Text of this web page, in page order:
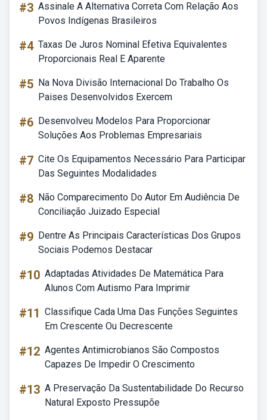
#3 Assinale A Alternativa Correta Com Relação Aos
Povos Indígenas Brasileiros
#4 Taxas De Juros Nominal Efetiva Equivalentes
Proporcionais Real E Aparente
#5 Na Nova Divisão Internacional Do Trabalho Os
Paises Desenvolvidos Exercem
#6 Desenvolveu Modelos Para Proporcionar
Soluções Aos Problemas Empresariais
#7 Cite Os Equipamentos Necessário Para Participar
Das Seguintes Modalidades
#8 Não Comparecimento Do Autor Em Audiência De
Conciliação Juizado Especial
#9 Dentre As Principais Características Dos Grupos
Sociais Podemos Destacar
#10 Adaptadas Atividades De Matemática Para
Alunos Com Autismo Para Imprimir
#11 Classifique Cada Uma Das Funções Seguintes
Em Crescente Ou Decrescente
#12 Agentes Antimicrobianos São Compostos
Capazes De Impedir O Crescimento
#13 A Preservação Da Sustentabilidade Do Recurso
Natural Exposto Pressupõe